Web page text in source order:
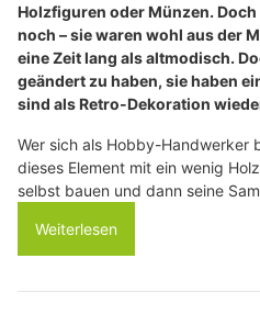
Holzfiguren oder Münzen.
noch – sie waren wohl aus der
eine Zeit lang als altmodisch.
geändert zu haben, sie haben
sind als Retro-Dekoration
Wer sich als Hobby-Handwerker
dieses Element mit ein wenig
selbst bauen und dann seine
Weiterlesen